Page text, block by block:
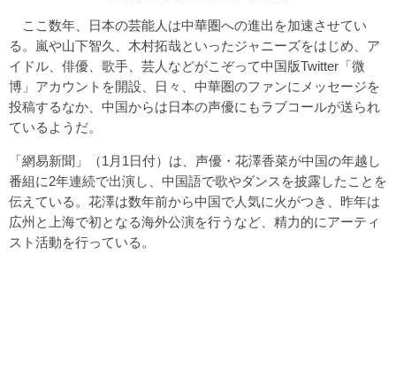
ここ数年、日本の芸能人は中華圏への進出を加速させてい
る。嵐や山下智久、木村拓哉といったジャニーズをはじめ、ア
イドル、俳優、歌手、芸人などがこぞって中国版Twitter「微
博」アカウントを開設、日々、中華圏のファンにメッセージを
投稿するなか、中国からは日本の声優にもラブコールが送られ
ているようだ。
「網易新聞」（1月1日付）は、声優・花澤香菜が中国の年越し
番組に2年連続で出演し、中国語で歌やダンスを披露したことを
伝えている。花澤は数年前から中国で人気に火がつき、昨年は
広州と上海で初となる海外公演を行うなど、精力的にアーティ
スト活動を行っている。